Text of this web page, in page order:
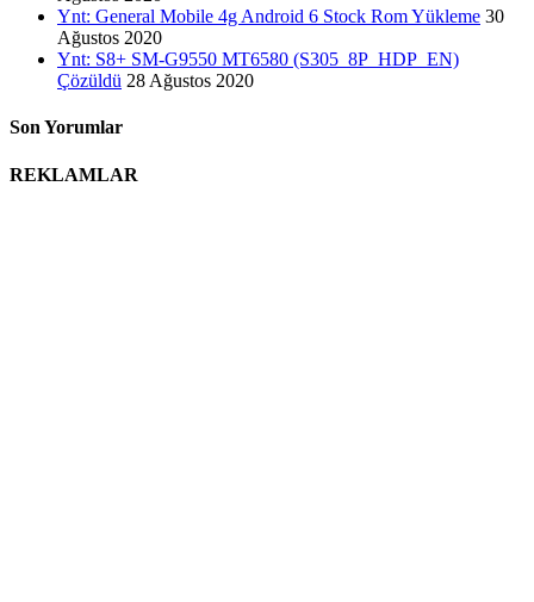
Ynt: General Mobile 4g Android 6 Stock Rom Yükleme 30
Ağustos 2020
Ynt: S8+ SM-G9550 MT6580 (S305_8P_HDP_EN)
Çözüldü 28 Ağustos 2020
Son Yorumlar
REKLAMLAR